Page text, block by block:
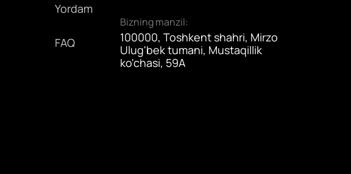
Yordam
FAQ
Bizning manzil:
100000, Toshkent shahri, Mirzo
Ulug'bek tumani, Mustaqillik
ko'chasi, 59A